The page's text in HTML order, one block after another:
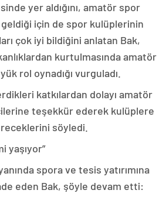
yer aldığını, amatör spor
için de spor kulüplerinin
çok iyi bildiğini anlatan Bak,
kurtulmasında amatör
rol oynadığı vurguladı.
katkılardan dolayı amatör
teşekkür ederek kulüplere
söyledi.
yaşıyor”
spora ve tesis yatırımına
eden Bak, şöyle devam etti: